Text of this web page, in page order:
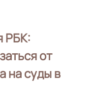
РБК:
от
на суды в